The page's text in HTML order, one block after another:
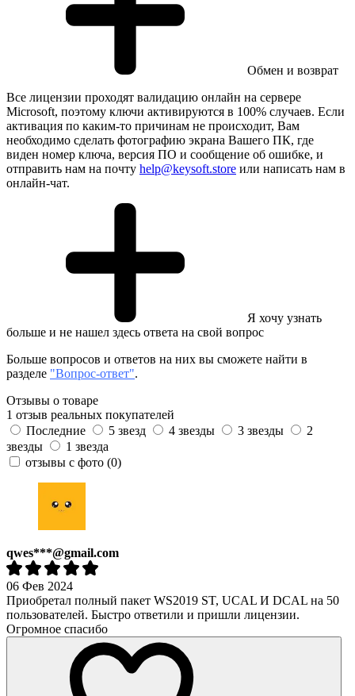
Обмен и возврат
Все лицензии проходят валидацию онлайн на сервере
Microsoft, поэтому ключи активируются в 100% случаев. Если
активация по каким-то причинам не происходит, Вам
необходимо сделать фотографию экрана Вашего ПК, где
виден номер ключа, версия ПО и сообщение об ошибке, и
отправить нам на почту help@keysoft.store или написать нам в
онлайн-чат.
Я хочу узнать
больше и не нашел здесь ответа на свой вопрос
Больше вопросов и ответов на них вы сможете найти в
разделе "Вопрос-ответ".
Отзывы о товаре
1 отзыв реальных покупателей
Последние
5 звезд 4 звезды 3 звезды
2
звезды
1 звезда
отзывы с фото (0)
qwes***@gmail.com
06 Фев 2024
Приобретал полный пакет WS2019 ST, UCAL И DCAL на 50
пользователей. Быстро ответили и пришли лицензии.
Огромное спасибо